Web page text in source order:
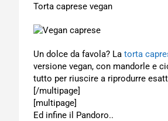
Torta caprese vegan
Un dolce da favola? La torta
versione vegan, con mandorle e
tutto per riuscire a riprodurre
[/multipage]
[multipage]
Ed infine il Pandoro..